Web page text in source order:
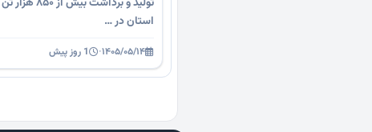
استان در …
۱۴۰۵/۰۵/۱۴· 1 روز پیش